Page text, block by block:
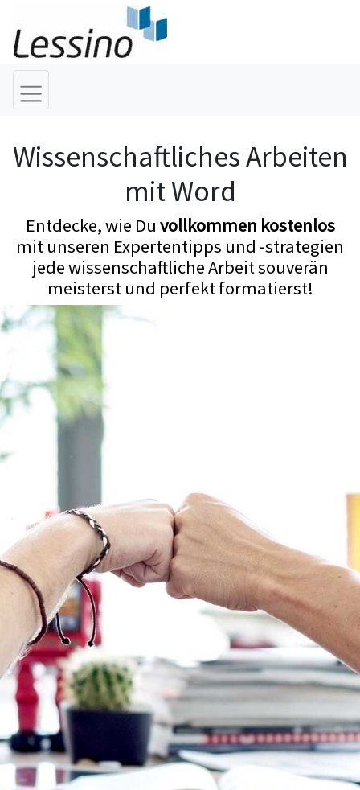
Wissenschaftliches Arbeiten
mit Word
Entdecke, wie Du vollkommen kostenlos
mit unseren Expertentipps und -strategien
jede wissenschaftliche Arbeit souverän
meisterst und perfekt formatierst!